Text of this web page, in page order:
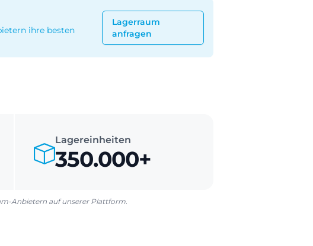
ihre besten
Lagerraum
anfragen
Lagereinheiten
350.000+
Anbietern auf unserer Plattform.